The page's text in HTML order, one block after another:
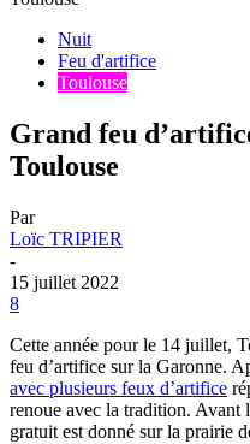
Nuit
Feu d'artifice
Toulouse
Grand feu
Toulouse
Par
Loïc TRIPIER
-
15 juillet 2022
8
Cette année pour le 14 juillet,
feu d’artifice sur la Garonne.
avec plusieurs feux d’artifice
renoue avec la tradition. Avant
gratuit est donné sur la prairie